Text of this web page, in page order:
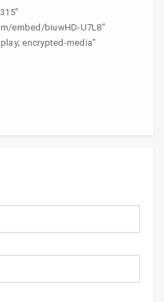
embed/biuwHD-U7L8"
encrypted-media"